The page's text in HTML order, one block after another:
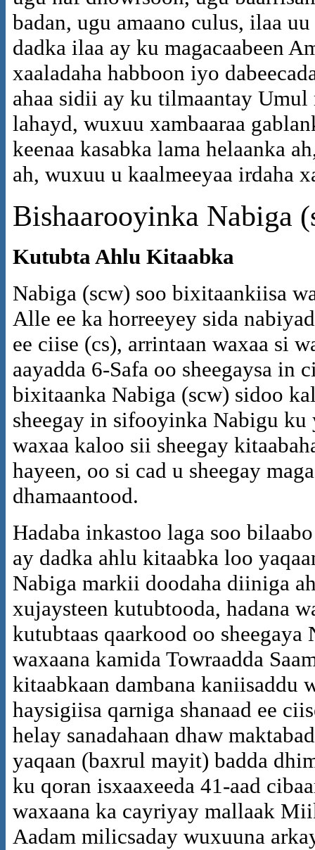
badan, ugu amaano culus, ilaa
dadka ilaa ay ku magacaabeen
xaaladaha habboon iyo
ahaa sidii ay ku tilmaantay
lahayd, wuxuu xambaaraa
keenaa kasabka lama helaanka
ah, wuxuu u kaalmeeyaa irdaha
Bishaarooyinka Nabiga
Kutubta Ahlu Kitaabka
Nabiga (scw) soo bixitaankiisa
Alle ee ka horreeyey sida
ee ciise (cs), arrintaan waxaa si
aayadda 6-Safa oo sheegaysa in
bixitaanka Nabiga (scw) sidoo
sheegay in sifooyinka Nabigu
waxaa kaloo sii sheegay
hayeen, oo si cad u sheegay
dhamaantood.
Hadaba inkastoo laga soo
ay dadka ahlu kitaabka loo
Nabiga markii doodaha diiniga
xujaysteen kutubtooda, hadana
kutubtaas qaarkood oo
waxaana kamida Towraadda
kitaabkaan dambana kaniisaddu
haysigiisa qarniga shanaad ee
helay sanadahaan dhaw
yaqaan (baxrul mayit) badda
ku qoran isxaaxeeda 41-aad
waxaana ka cayriyay mallaak
Aadam milicsaday wuxuuna